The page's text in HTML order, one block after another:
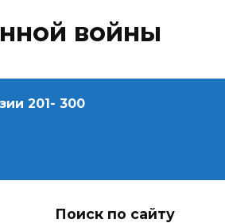
войны
201- 300
Поиск по сайту